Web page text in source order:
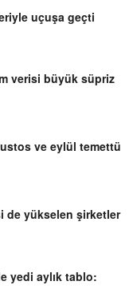
uçuşa geçti
verisi büyük süpriz
ve eylül temettü
de yükselen şirketler
yedi aylık tablo: